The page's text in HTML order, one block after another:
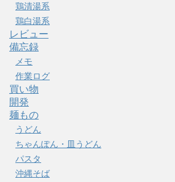
鶏清湯系
鶏白湯系
レビュー
備忘録
メモ
作業ログ
買い物
開発
麺もの
うどん
ちゃんぽん・皿うどん
パスタ
沖縄そば